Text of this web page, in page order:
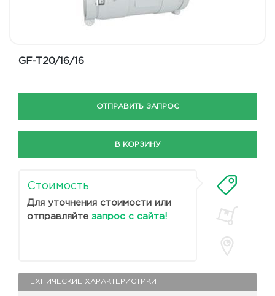
GF-T20/16/16
ОТПРАВИТЬ ЗАПРОС
В КОРЗИНУ
Стоимость
Для уточнения стоимости или
отправляйте запрос с сайта!
ТЕХНИЧЕСКИЕ ХАРАКТЕРИСТИКИ